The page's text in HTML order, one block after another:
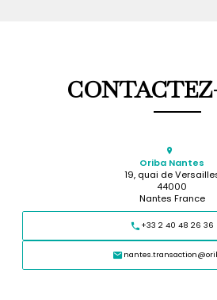
Oriba Nantes
19, quai de
44000
Nantes France
+33 2 40 48 26 36